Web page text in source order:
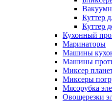
Куттер
Куттер
Кухонный
Маринаторы
Машины
Машины
Миксер
Миксеры
Мясорубка
Овощерезки